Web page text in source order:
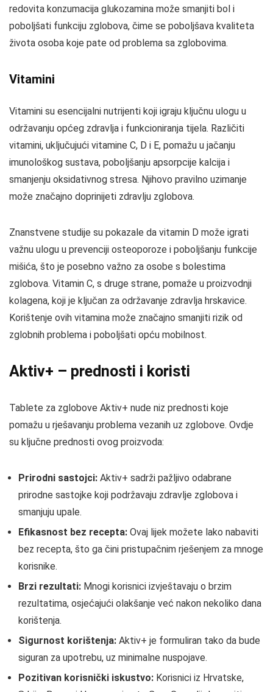
redovita konzumacija glukozamina može smanjiti bol i
poboljšati funkciju zglobova, čime se poboljšava kvaliteta
života osoba koje pate od problema sa zglobovima.
Vitamini
Vitamini su esencijalni nutrijenti koji igraju ključnu ulogu u
održavanju općeg zdravlja i funkcioniranja tijela. Različiti
vitamini, uključujući vitamine C, D i E, pomažu u jačanju
imunološkog sustava, poboljšanju apsorpcije kalcija i
smanjenju oksidativnog stresa. Njihovo pravilno uzimanje
može značajno doprinijeti zdravlju zglobova.
Znanstvene studije su pokazale da vitamin D može igrati
važnu ulogu u prevenciji osteoporoze i poboljšanju funkcije
mišića, što je posebno važno za osobe s bolestima
zglobova. Vitamin C, s druge strane, pomaže u proizvodnji
kolagena, koji je ključan za održavanje zdravlja hrskavice.
Korištenje ovih vitamina može značajno smanjiti rizik od
zglobnih problema i poboljšati opću mobilnost.
Aktiv+ – prednosti i koristi
Tablete za zglobove Aktiv+ nude niz prednosti koje
pomažu u rješavanju problema vezanih uz zglobove. Ovdje
su ključne prednosti ovog proizvoda:
Prirodni sastojci: Aktiv+ sadrži pažljivo odabrane
prirodne sastojke koji podržavaju zdravlje zglobova i
smanjuju upale.
Efikasnost bez recepta: Ovaj lijek možete lako nabaviti
bez recepta, što ga čini pristupačnim rješenjem za mnoge
korisnike.
Brzi rezultati: Mnogi korisnici izvještavaju o brzim
rezultatima, osjećajući olakšanje već nakon nekoliko dana
korištenja.
Sigurnost korištenja: Aktiv+ je formuliran tako da bude
siguran za upotrebu, uz minimalne nuspojave.
Pozitivan korisnički iskustvo: Korisnici iz Hrvatske,